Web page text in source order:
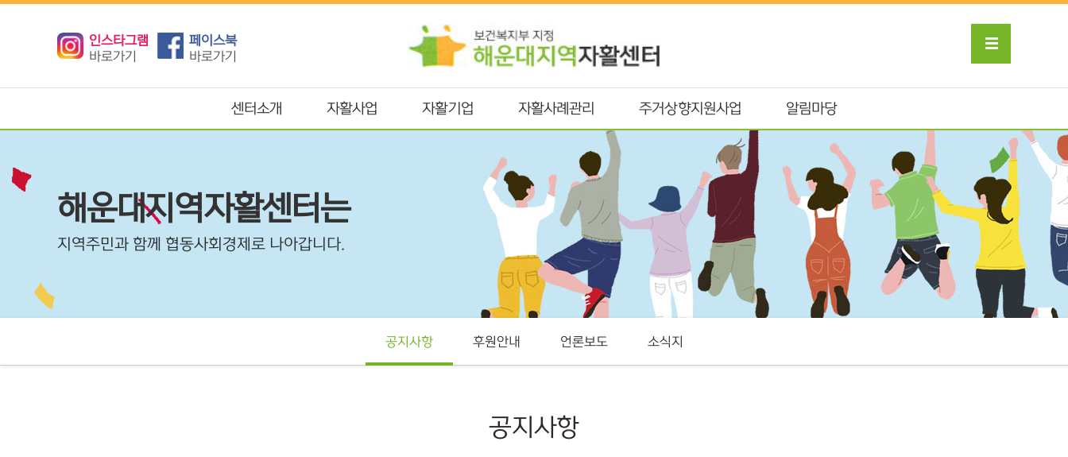
인스타그램
바로가기
페이스북
바로가기
센터소개 자활사업 자활기업 자활사례관리 주거상향지원사업 알림마당
해운대지역자활센터는
지역주민과 함께 협동사회경제로 나아갑니다.
공지사항 후원안내 언론보도 소식지
공지사항